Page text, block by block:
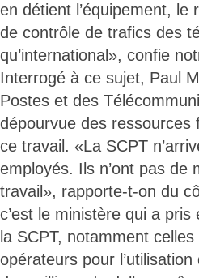
en détient l’équipement, le
de contrôle de trafics des
qu’international», confie
Interrogé à ce sujet, Paul
Postes et des
dépourvue des ressources
ce travail. «La SCPT
employés. Ils n’ont pas de
travail», rapporte-t-on du
c’est le ministère qui a
la SCPT, notamment
opérateurs pour